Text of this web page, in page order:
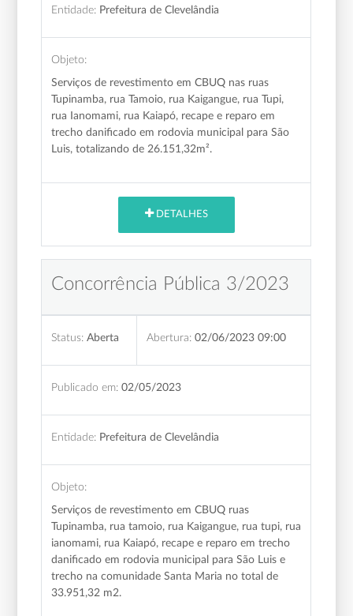
Entidade: Prefeitura de Clevelândia
Objeto:
Serviços de revestimento em CBUQ nas ruas
Tupinamba, rua Tamoio, rua Kaigangue, rua Tupi,
rua Ianomami, rua Kaiapó, recape e reparo em
trecho danificado em rodovia municipal para São
Luis, totalizando de 26.151,32m².
DETALHES
Concorrência Pública 3/2023
Status: Aberta Abertura: 02/06/2023 09:00
Publicado em: 02/05/2023
Entidade: Prefeitura de Clevelândia
Objeto:
Serviços de revestimento em CBUQ ruas
Tupinamba, rua tamoio, rua Kaigangue, rua tupi, rua
ianomami, rua Kaiapó, recape e reparo em trecho
danificado em rodovia municipal para São Luis e
trecho na comunidade Santa Maria no total de
33.951,32 m2.